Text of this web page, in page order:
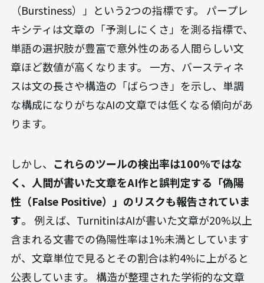
（Burstiness）」という2つの指標です。 パープレ
キシティは文章の「予測しにくさ」を測る指標で、
単語の選択肢が豊富で意外性のある人間らしい文
章ほど数値が高くなります。 一方、バースティネ
スは文の長さや構造の「ばらつき」を示し、単調
な構成になりがちなAIの文章では低くなる傾向があ
ります。
しかし、 これらのツールの検出率は100%ではな
く、人間が書いた文章をAI作と誤判定する「偽陽
性（False Positive）」のリスクも報告されていま
す。 例えば、TurnitinはAIが書いた文章が20%以上
含まれる文書での偽陽性率は1%未満としています
が、文章単位で見るとその割合は約4%に上がると
公表しています。 構造が整理された学術的な文章